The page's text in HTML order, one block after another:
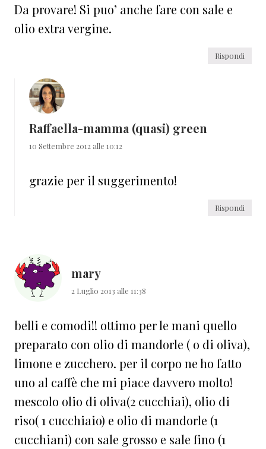
Da provare! Si puo’ anche fare con sale e
olio extra vergine.
Rispondi
Raffaella-mamma (quasi) green
10 Settembre 2012 alle 10:12
grazie per il suggerimento!
Rispondi
mary
2 Luglio 2013 alle 11:38
belli e comodi!! ottimo per le mani quello
preparato con olio di mandorle ( o di oliva),
limone e zucchero. per il corpo ne ho fatto
uno al caffè che mi piace davvero molto!
mescolo olio di oliva(2 cucchiai), olio di
riso( 1 cucchiaio) e olio di mandorle (1
cucchiani) con sale grosso e sale fino (1